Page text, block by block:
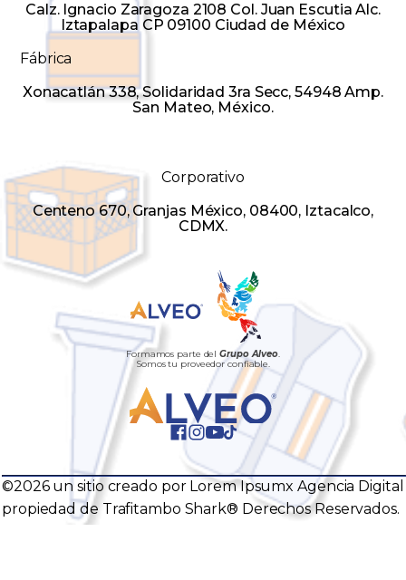
Calz. Ignacio Zaragoza 2108 Col. Juan Escutia Alc.
Iztapalapa CP 09100 Ciudad de México
Fábrica
Xonacatlán 338, Solidaridad 3ra Secc, 54948 Amp.
San Mateo, México.
Corporativo
Centeno 670, Granjas México, 08400, Iztacalco,
CDMX.
Formamos parte delGrupo Alveo.
Somos tu proveedor confiable.
©2026 un sitio creado por Lorem Ipsumx Agencia Digital
propiedad de Trafitambo Shark® Derechos Reservados.